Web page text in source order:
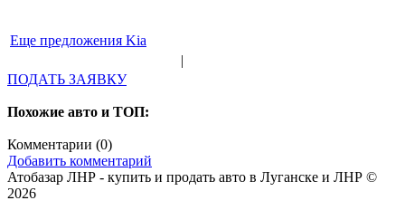
Еще предложения Kia
|
ПОДАТЬ ЗАЯВКУ
Похожие авто и ТОП:
Комментарии (0)
Добавить комментарий
Атобазар ЛНР - купить и продать авто в Луганске и ЛНР ©
2026